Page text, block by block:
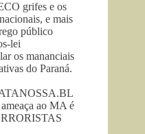
grifes e os
e mais
público
lei
os mananciais
do Paraná.
ao MA é